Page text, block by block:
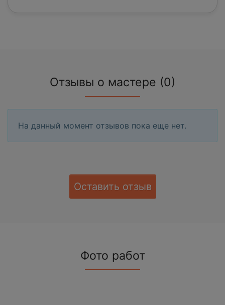
Отзывы о мастере (0)
На данный момент отзывов пока еще нет.
Оставить отзыв
Фото работ